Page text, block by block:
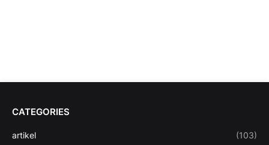
CATEGORIES
artikel (103)